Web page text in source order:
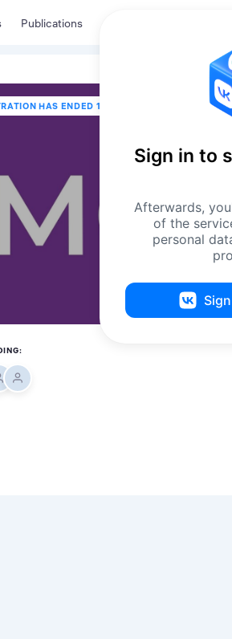
Publications
HAS ENDED 17 NOVEMBER В 20:30
Sign in to
Afterwards,
of the
personal